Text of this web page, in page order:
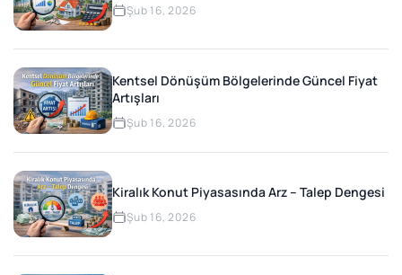
Şub 16, 2026
Kentsel Dönüşüm Bölgelerinde Güncel Fiyat
Artışları
Şub 16, 2026
Kiralık Konut Piyasasında Arz – Talep Dengesi
Şub 16, 2026